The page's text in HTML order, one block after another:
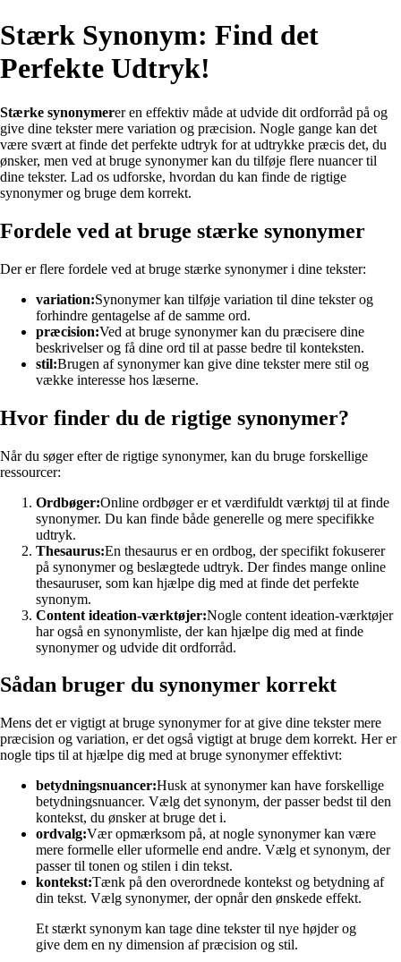
Stærk Synonym: Find det
Perfekte Udtryk!
Stærke synonymerer en effektiv måde at udvide dit ordforråd på og
give dine tekster mere variation og præcision. Nogle gange kan det
være svært at finde det perfekte udtryk for at udtrykke præcis det, du
ønsker, men ved at bruge synonymer kan du tilføje flere nuancer til
dine tekster. Lad os udforske, hvordan du kan finde de rigtige
synonymer og bruge dem korrekt.
Fordele ved at bruge stærke synonymer
Der er flere fordele ved at bruge stærke synonymer i dine tekster:
variation:Synonymer kan tilføje variation til dine tekster og
forhindre gentagelse af de samme ord.
præcision:Ved at bruge synonymer kan du præcisere dine
beskrivelser og få dine ord til at passe bedre til konteksten.
stil:Brugen af synonymer kan give dine tekster mere stil og
vække interesse hos læserne.
Hvor finder du de rigtige synonymer?
Når du søger efter de rigtige synonymer, kan du bruge forskellige
ressourcer:
Ordbøger:Online ordbøger er et værdifuldt værktøj til at finde
synonymer. Du kan finde både generelle og mere specifikke
udtryk.
Thesaurus:En thesaurus er en ordbog, der specifikt fokuserer
på synonymer og beslægtede udtryk. Der findes mange online
thesauruser, som kan hjælpe dig med at finde det perfekte
synonym.
Content ideation-værktøjer:Nogle content ideation-værktøjer
har også en synonymliste, der kan hjælpe dig med at finde
synonymer og udvide dit ordforråd.
Sådan bruger du synonymer korrekt
Mens det er vigtigt at bruge synonymer for at give dine tekster mere
præcision og variation, er det også vigtigt at bruge dem korrekt. Her er
nogle tips til at hjælpe dig med at bruge synonymer effektivt:
betydningsnuancer:Husk at synonymer kan have forskellige
betydningsnuancer. Vælg det synonym, der passer bedst til den
kontekst, du ønsker at bruge det i.
ordvalg:Vær opmærksom på, at nogle synonymer kan være
mere formelle eller uformelle end andre. Vælg et synonym, der
passer til tonen og stilen i din tekst.
kontekst:Tænk på den overordnede kontekst og betydning af
din tekst. Vælg synonymer, der opnår den ønskede effekt.
Et stærkt synonym kan tage dine tekster til nye højder og
give dem en ny dimension af præcision og stil.